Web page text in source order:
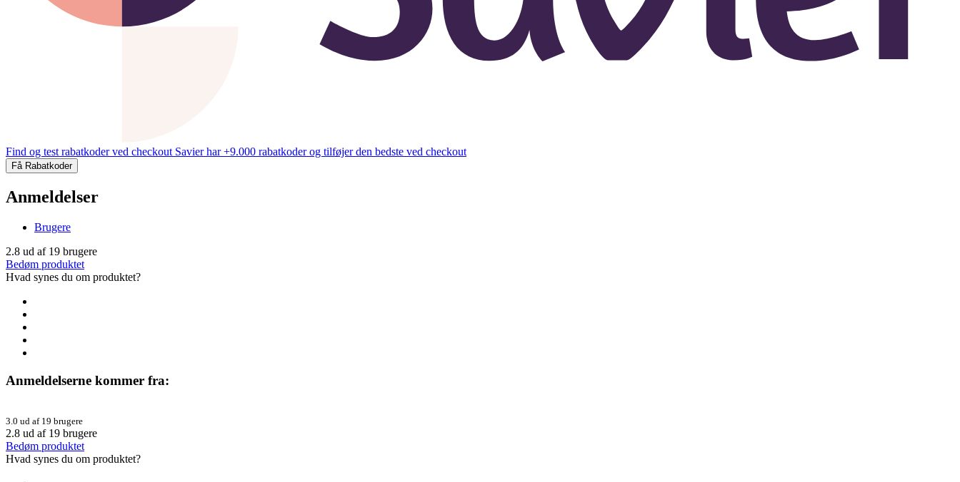
Find og test rabatkoder ved checkout Savier har +9.000 rabatkoder og tilføjer den bedste ved checkout
Få Rabatkoder
Anmeldelser
Brugere
2.8 ud af 19 brugere
Bedøm produktet
Hvad synes du om produktet?
Anmeldelserne kommer fra:
3.0 ud af 19 brugere
2.8 ud af 19 brugere
Bedøm produktet
Hvad synes du om produktet?